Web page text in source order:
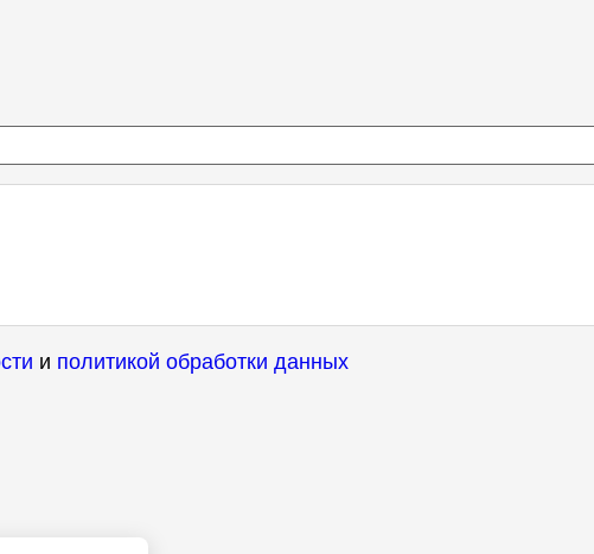
и политикой обработки данных